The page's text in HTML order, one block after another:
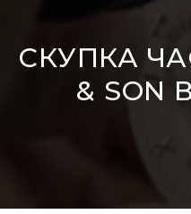
СКУПКА
& SON